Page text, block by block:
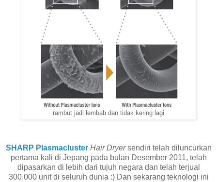
rambut jadi lembab dan tidak kering lagi
SHARP Plasmacluster Hair Dryersendiri telah diluncurkan
pertama kali di Jepang pada bulan Desember 2011, telah
dipasarkan di lebih dari tujuh negara dan telah terjual
300.000 unit di seluruh dunia :) Dan sekarang teknologi ini